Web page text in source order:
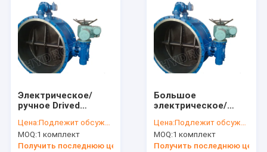
Электрическое/
ручное Drived
клапан-бабочка с
давлением 0.25Mpa
- Mpa 2,5 для
Цена:Подлежит обсуждению
MOQ:1 комплект
Получить последнюю цену
Большое
электрическое/
служили фланцем
клапан-бабочка
Dia.50 – 3000 mm
Цена:Подлежит обсуждению
MOQ:1 комплект
Получить последнюю цену